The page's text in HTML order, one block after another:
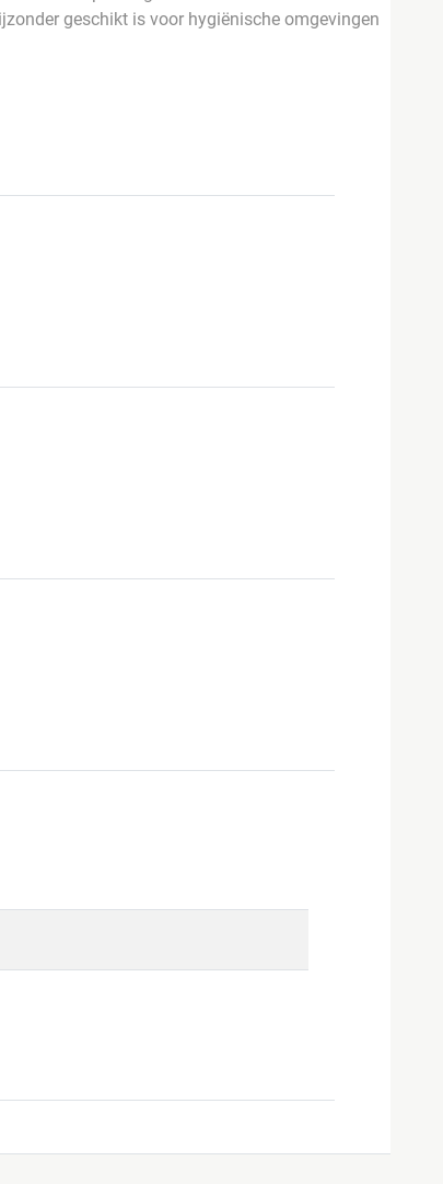
geschikt is voor hygiënische omgevingen